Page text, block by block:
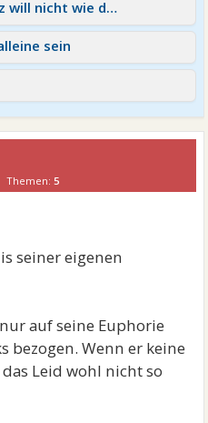
Affäre beendet! Mein Herz will nicht wie der Verstand!
sein
Themen:5
seiner eigenen
auf seine Euphorie
bezogen. Wenn er keine
Leid wohl nicht so